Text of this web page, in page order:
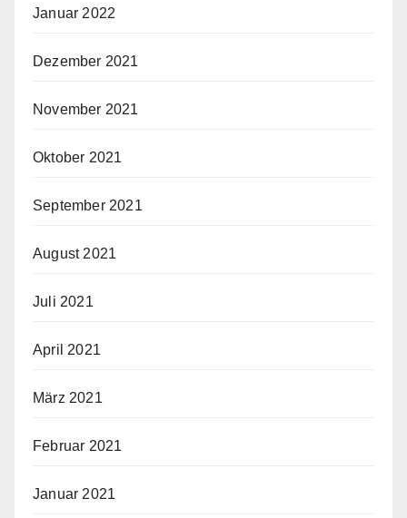
Januar 2022
Dezember 2021
November 2021
Oktober 2021
September 2021
August 2021
Juli 2021
April 2021
März 2021
Februar 2021
Januar 2021